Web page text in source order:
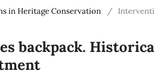
in Heritage Conservation /
backpack.